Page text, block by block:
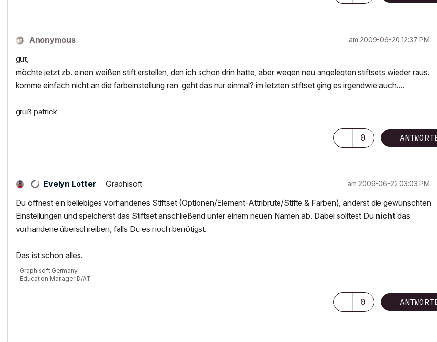
Anonymous am ‎2009-06-20 12:37 PM
gut,
möchte jetzt zb. einen weißen stift erstellen, den ich schon drin hatte, aber wegen neu angelegten stiftsets wieder raus.
komme einfach nicht an die farbeinstellung ran, geht das nur einmal? im letzten stiftset ging es irgendwie auch....
gruß patrick
0
Evelyn Lotter Graphisoft am ‎2009-06-22 03:03 PM
Du öffnest ein beliebiges vorhandenes Stiftset (Optionen/Element-Attribrute/Stifte & Farben), änderst die gewünschten
Einstellungen und speicherst das Stiftset anschließend unter einem neuen Namen ab. Dabei solltest Du nicht das
vorhandene überschreiben, falls Du es noch benötigst.
Das ist schon alles.
Graphisoft Germany
Education Manager D/AT
0